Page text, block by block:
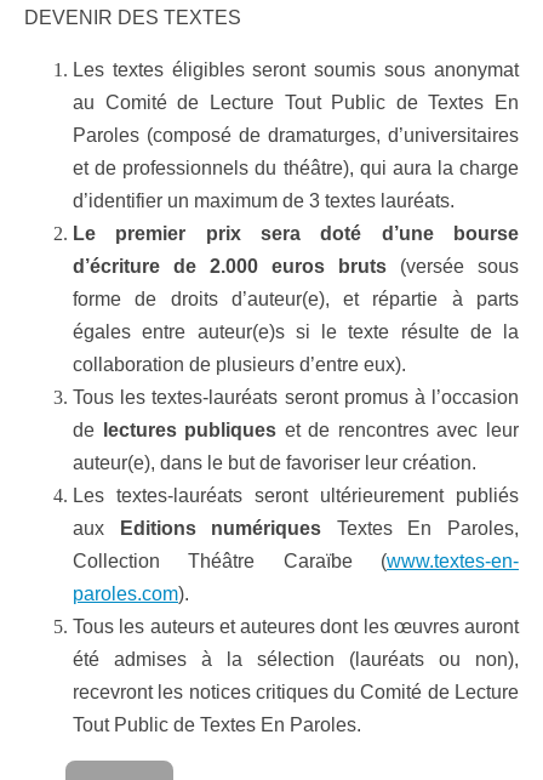
DEVENIR DES TEXTES
Les textes éligibles seront soumis sous anonymat
au Comité de Lecture Tout Public de Textes En
Paroles (composé de dramaturges, d’universitaires
et de professionnels du théâtre), qui aura la charge
d’identifier un maximum de 3 textes lauréats.
Le premier prix sera doté d’une bourse
d’écriture de 2.000 euros bruts (versée sous
forme de droits d’auteur(e), et répartie à parts
égales entre auteur(e)s si le texte résulte de la
collaboration de plusieurs d’entre eux).
Tous les textes-lauréats seront promus à l’occasion
de
lectures publiques et de rencontres avec leur
auteur(e), dans le but de favoriser leur création.
Les textes-lauréats seront ultérieurement publiés
aux
Editions numériques Textes En Paroles,
Collection Théâtre Caraïbe (www.textes-en-
paroles.com).
Tous les auteurs et auteures dont les œuvres auront
été admises à la sélection (lauréats ou non),
recevront les notices critiques du Comité de Lecture
Tout Public de Textes En Paroles.